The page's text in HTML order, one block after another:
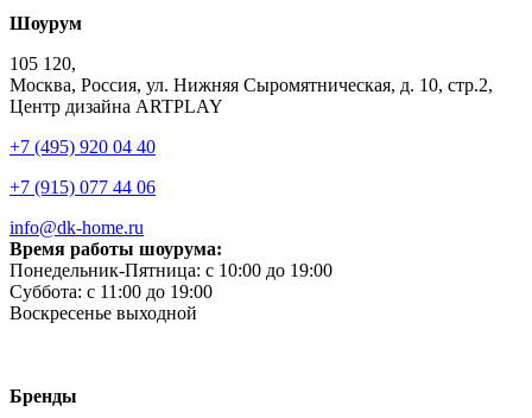
Шоурум
105 120,
Москва, Россия, ул. Нижняя Сыромятническая, д. 10, стр.2,
Центр дизайна ARTPLAY
+7 (495) 920 04 40
+7 (915) 077 44 06
info@dk-home.ru
Время работы шоурума:
Понедельник-Пятница: c 10:00 до 19:00
Суббота: c 11:00 до 19:00
Воскресенье выходной
Бренды